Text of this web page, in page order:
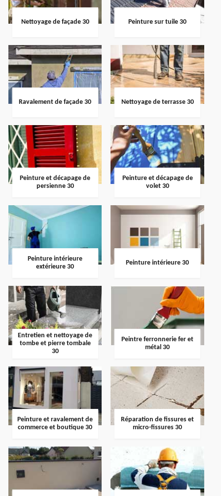
Nettoyage de façade 30 Peinture sur tuile 30
Ravalement de façade 30 Nettoyage de terrasse 30
Peinture et décapage de
persienne 30
Peinture et décapage de
volet 30
Peinture intérieure
extérieure 30
Peinture intérieure 30
Entretien et nettoyage de
tombe et pierre tombale
30
Peintre ferronnerie fer et
métal 30
Peinture et ravalement de
commerce et boutique 30
Réparation de fissures et
micro-fissures 30